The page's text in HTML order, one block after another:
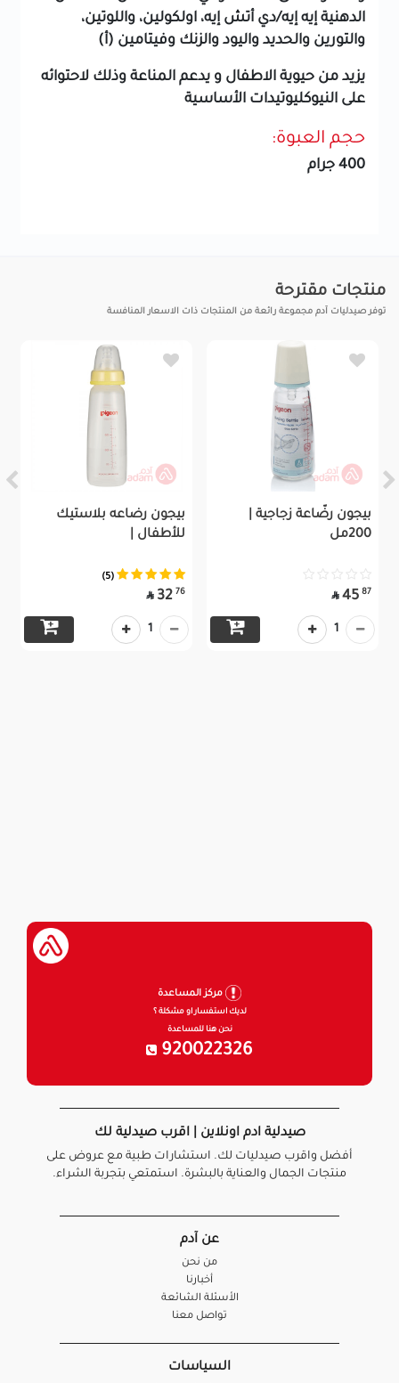
الدهنية إيه إيه/دي أتش إيه، اولكولين، واللوتين،
والتورين والحديد واليود والزنك وفيتامين (أ)
يزيد من حيوية الاطفال و يدعم المناعة وذلك لاحتوائه
على النيوكليوتيدات الأساسية
حجم العبوة:
400 جرام
منتجات مقترحة
توفر صيدليات آدم مجموعة رائعة من المنتجات ذات الاسعار المنافسة
بيجون رضّاعة زجاجية |
200مل
87
45

1
بيجون رضاعه بلاستيك
للأطفال |
(5)
76
32

1
مركز المساعدة
لديك استفسار او مشكلة ؟
نحن هنا للمساعدة
920022326
صيدلية ادم اونلاين | اقرب صيدلية لك
أفضل واقرب صيدليات لك. استشارات طبية مع عروض على
منتجات الجمال والعناية بالبشرة. استمتعي بتجربة الشراء.
عن آدم
من نحن
أخبارنا
الأسئلة الشائعة
تواصل معنا
السياسات